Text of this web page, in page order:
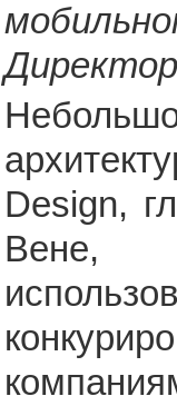
Design,
Вене,